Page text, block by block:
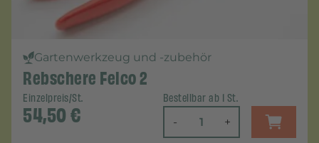
Gartenwerkzeug und -zubehör
Rebschere Felco 2
Einzelpreis/St.
54,50€
Bestellbar ab 1 St.
- +